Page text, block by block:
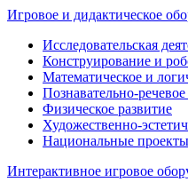
Игровое и дидактическое
Исследовательская
Конструирование и
Математическое и
Познавательно-
Физическое развитие
Художественно-
Национальные проекты
Интерактивное игровое